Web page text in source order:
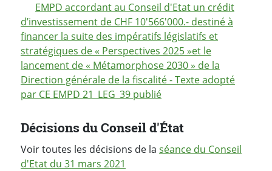
EMPD accordant au Conseil d'Etat un crédit
d’investissement de CHF 10'566'000.- destiné à
financer la suite des impératifs législatifs et
stratégiques de « Perspectives 2025 »et le
lancement de « Métamorphose 2030 » de la
Direction générale de la fiscalité - Texte adopté
par CE EMPD 21_LEG_39 publié
Décisions du Conseil d'État
Voir toutes les décisions de la séance du Conseil
d'Etat du 31 mars 2021